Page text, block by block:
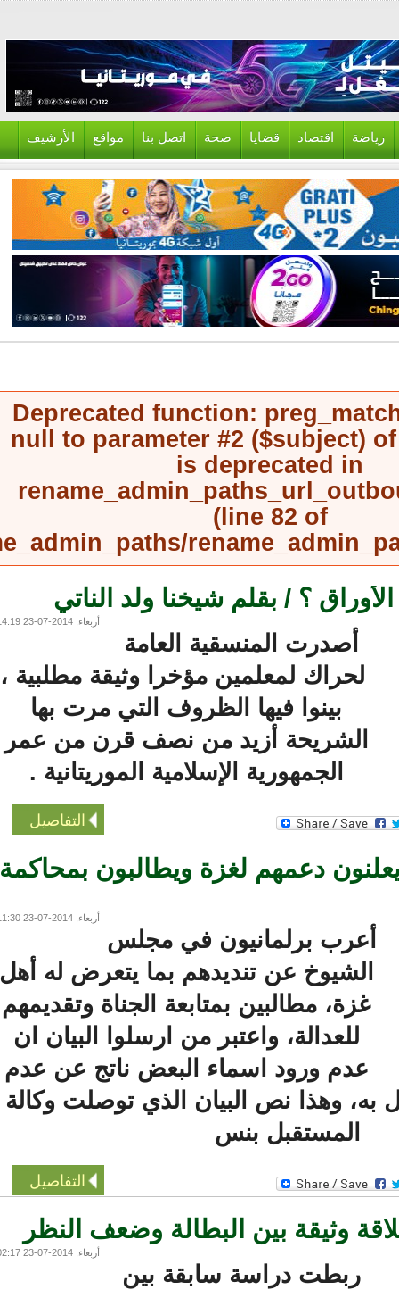
اقتصاد قضايا صحة اتصل بنا مواقع الأرشيف
Deprecated function:
null to parameter #2 ($subject)
is deprecated in
(line82of
؟ / بقلم شيخنا ولد الناتي
أربعاء, 2014-07-23 14:19
أصدرت المنسقية العامة
لحراك لمعلمين مؤخرا وثيقة مطلبية ،
بينوا فيها الظروف التي مرت بها
الشريحة أزيد من نصف قرن من عمر
الجمهورية الإسلامية الموريتانية .
التفاصيل
دعمهم لغزة ويطالبون بمحاكمة
أربعاء, 2014-07-23 11:30
أعرب برلمانيون في مجلس
الشيوخ عن تنديدهم بما يتعرض له أهل
غزة، مطالبين بمتابعة الجناة وتقديمهم
للعدالة، واعتبر من ارسلوا البيان ان
عدم ورود اسماء البعض ناتج عن عدم
وهذا نص البيان الذي توصلت وكالة
المستقبل بنس
التفاصيل
وثيقة بين البطالة وضعف النظر
أربعاء, 2014-07-23 02:17
ربطت دراسة سابقة بين